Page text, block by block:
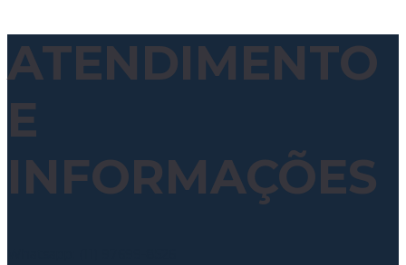
ATENDIMENTO
E
INFORMAÇÕES